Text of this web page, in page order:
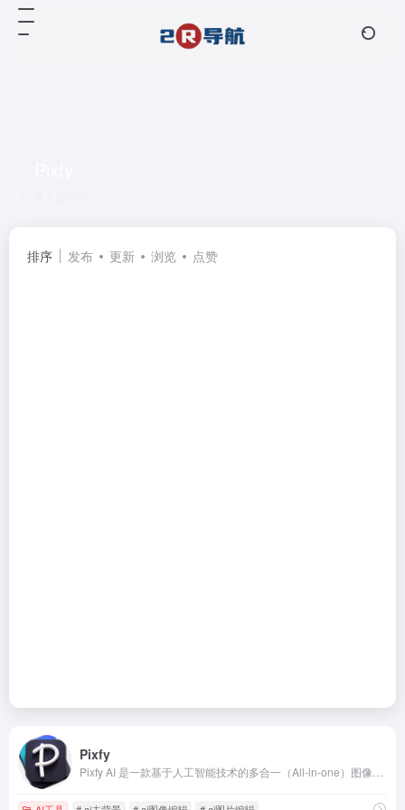
排序 发布 更新 浏览 点赞
Pixfy